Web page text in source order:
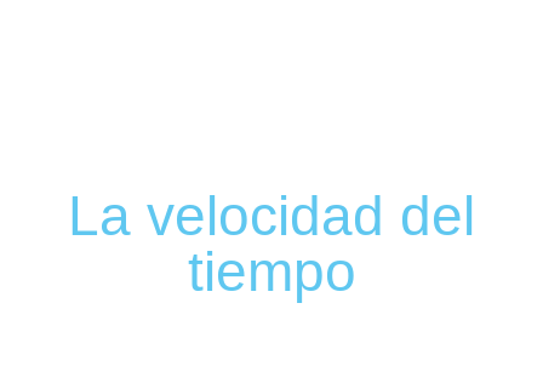
La velocidad del
tiempo